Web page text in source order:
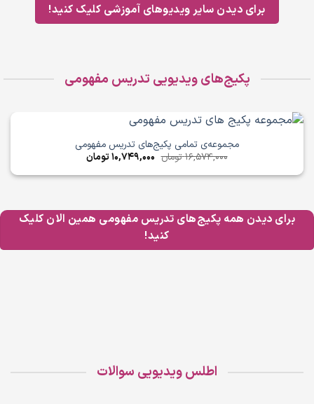
برای دیدن سایر ویدیوهای آموزشی کلیک کنید!
پکیج‌های ویدیویی تدریس مفهومی
مجموعه‌ی تمامی پکیج‌های تدریس مفهومی
16,574,000تومان قیمت
اصلی
16,574,000 تومان
10,749,000تومانقیمت
فعلی
10,749,000 تومان
برای دیدن همه پکیج‌های تدریس مفهومی همین الان کلیک
کنید!
اطلس ویدیویی سوالات